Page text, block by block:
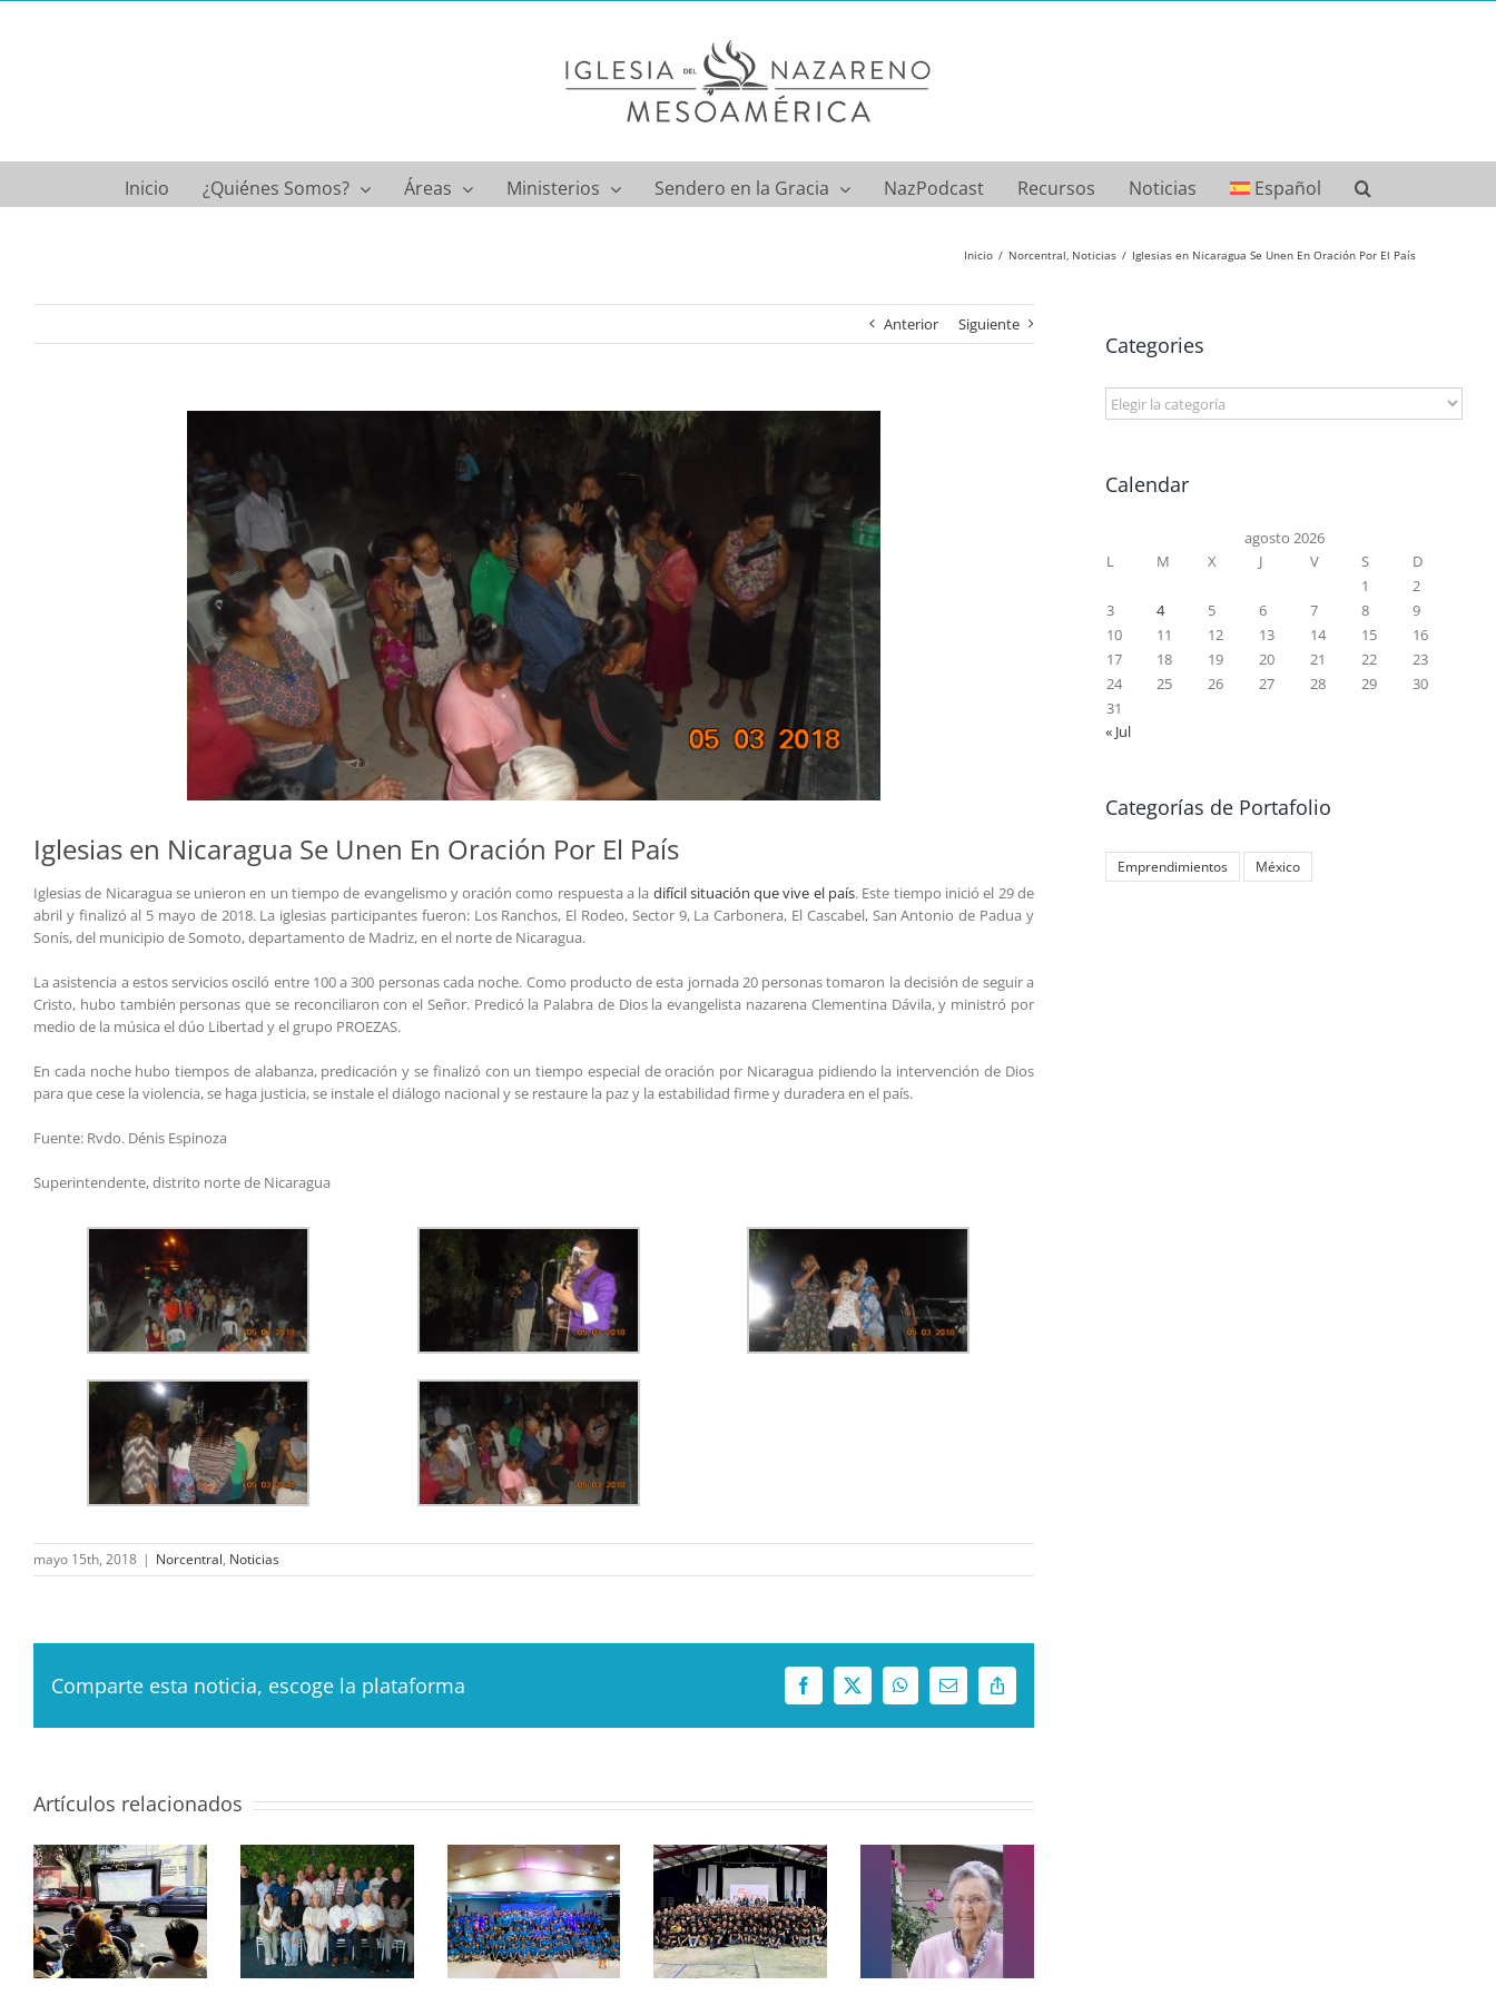
Inicio ¿Quiénes Somos? Áreas Ministerios Sendero en la Gracia NazPodcast Recursos Noticias Español
Inicio Norcentral Noticias Iglesias en Nicaragua Se Unen En Oración Por El País
Anterior Siguiente
Iglesias en Nicaragua Se Unen En Oración Por El País
Iglesias de Nicaragua se unieron en un tiempo de evangelismo y oración como respuesta a la difícil situación que vive el país. Este tiempo inició el 29 de
abril y finalizó al 5 mayo de 2018. La iglesias participantes fueron: Los Ranchos, El Rodeo, Sector 9, La Carbonera, El Cascabel, San Antonio de Padua y
Sonís, del municipio de Somoto, departamento de Madriz, en el norte de Nicaragua.
La asistencia a estos servicios osciló entre 100 a 300 personas cada noche. Como producto de esta jornada 20 personas tomaron la decisión de seguir a
Cristo, hubo también personas que se reconciliaron con el Señor. Predicó la Palabra de Dios la evangelista nazarena Clementina Dávila, y ministró por
medio de la música el dúo Libertad y el grupo PROEZAS.
En cada noche hubo tiempos de alabanza, predicación y se finalizó con un tiempo especial de oración por Nicaragua pidiendo la intervención de Dios
para que cese la violencia, se haga justicia, se instale el diálogo nacional y se restaure la paz y la estabilidad firme y duradera en el país.
Fuente: Rvdo. Dénis Espinoza
Superintendente, distrito norte de Nicaragua
mayo 15th, 2018 | Norcentral, Noticias
Comparte esta noticia, escoge la plataforma Facebook
X WhatsAppCorreo
electrónico
Copy
Link
Artículos relacionados
Categories
Categories
Calendar
agosto 2026
L
M X J V S
D
1
2
3
4 5 6 7 8
9
10
11 12 13 14 15
16
17
18 19 20 21 22
23
24
25 26 27 28 29
30
31
« Jul
Categorías de Portafolio
Emprendimientos México